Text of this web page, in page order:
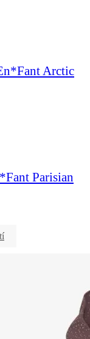
Arctic
Parisian